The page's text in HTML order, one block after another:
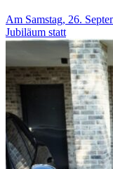
Am Samstag, 26.
Jubiläum statt